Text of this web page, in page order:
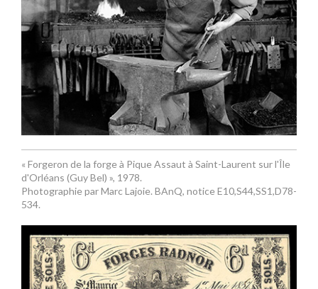
« Forgeron de la forge à Pique Assaut à Saint-Laurent sur l'Île
d'Orléans (Guy Bel) », 1978.
Photographie par Marc Lajoie. BAnQ, notice E10,S44,SS1,D78-
534.